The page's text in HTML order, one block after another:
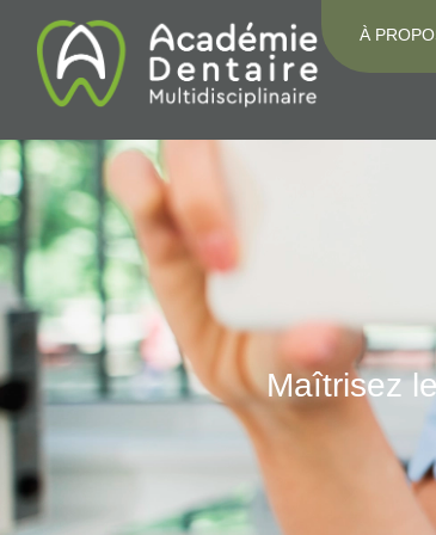
À
Maîtrisez